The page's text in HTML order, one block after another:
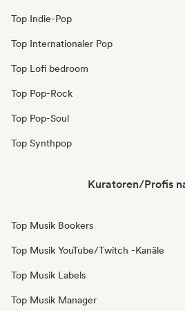
Top Indie-Pop
Top Internationaler Pop
Top Lofi bedroom
Top Pop-Rock
Top Pop-Soul
Top Synthpop
Kuratoren/Profis
Top Musik Bookers
Top Musik YouTube/Twitch -Kanäle
Top Musik Labels
Top Musik Manager